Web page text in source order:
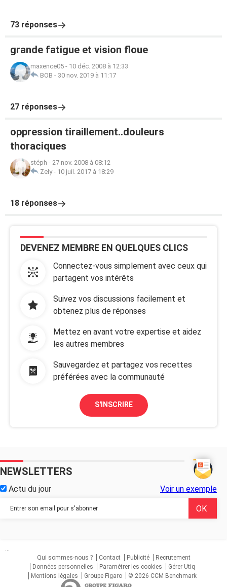
73 réponses
grande fatigue et vision floue
maxence05 - 10 déc. 2008 à 12:33
BOB - 30 nov. 2019 à 11:17
27 réponses
oppression tiraillement..douleurs
thoraciques
stéph - 27 nov. 2008 à 08:12
Zely- 10 juil. 2017 à 18:29
18 réponses
DEVENEZ MEMBRE EN QUELQUES CLICS
Connectez-vous simplement avec ceux qui
partagent vos intérêts
Suivez vos discussions facilement et
obtenez plus de réponses
Mettez en avant votre expertise et aidez
les autres membres
Sauvegardez et partagez vos recettes
préférées avec la communauté
S'INSCRIRE
NEWSLETTERS
Actu du jour Voir un exemple
...
Qui sommes-nous ?
Contact Publicité
Recrutement
Données personnelles
Paramétrer les cookies
Gérer Utiq
Mentions légales
Groupe Figaro © 2026 CCM Benchmark